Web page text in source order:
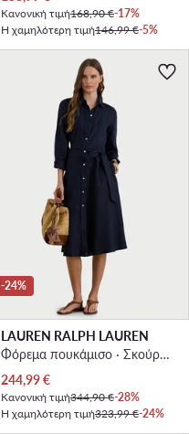
Κανονική τιμή168,90 €-17%
Η χαμηλότερη τιμή146,99 €-5%
-24%
LAUREN RALPH LAUREN
Φόρεμα πουκάμισο · Σκούρο μπλε · Midi
Τρέχουσα τιμή
244,99€
Κανονική τιμή344,90 €-28%
Η χαμηλότερη τιμή323,99 €-24%